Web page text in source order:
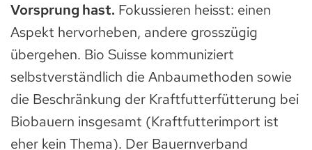
Vorsprung hast. Fokussieren heisst: einen
Aspekt hervorheben, andere grosszügig
übergehen. Bio Suisse kommuniziert
selbstverständlich die Anbaumethoden sowie
die Beschränkung der Kraftfutterfütterung bei
Biobauern insgesamt (Kraftfutterimport ist
eher kein Thema). Der Bauernverband